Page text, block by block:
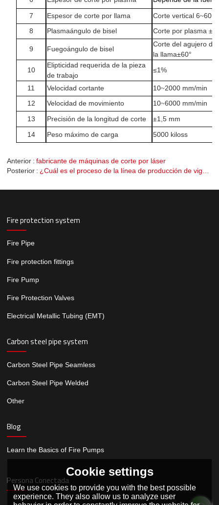
7 Espesor de corte por llama Corte vertical 6~
8
Plasmaángulo de bisel Corte por plasma
9 Fuegoángulo de bisel
Corte del agujero de
la llama±60°
10
Elipticidad requerida de la pieza
de trabajo
≤1%
11 Velocidad cortante 10~2000 mm/min
12
Velocidad de movimiento 10~6000 mm/min
13
Precisión de la longitud de corte
±1,5 mm
14
Peso máximo de carga 5000 kiloss
Anterior
fabricante de máquinas de corte por láser
Posterior
Fire protection system
Fire Pipe
Fire protection fittings
Fire Pump
Fire Protection Valves
Electrical Metallic Tubing (EMT)
Carbon steel pipe system
Carbon Steel Pipe Seamless
Carbon Steel Pipe Welded
Other
Blog
Learn the Basics of Fire Pumps
Persona Conectada
Cookie settings
We use cookies to provide you with the best possible
experience. They also allow us to analyze user